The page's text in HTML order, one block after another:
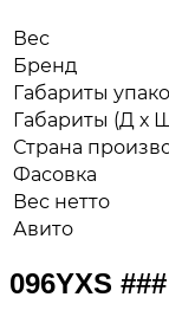
Вес
Бренд
Габариты
Габариты (Д х
Страна
Фасовка
Вес нетто
Авито
096YXS